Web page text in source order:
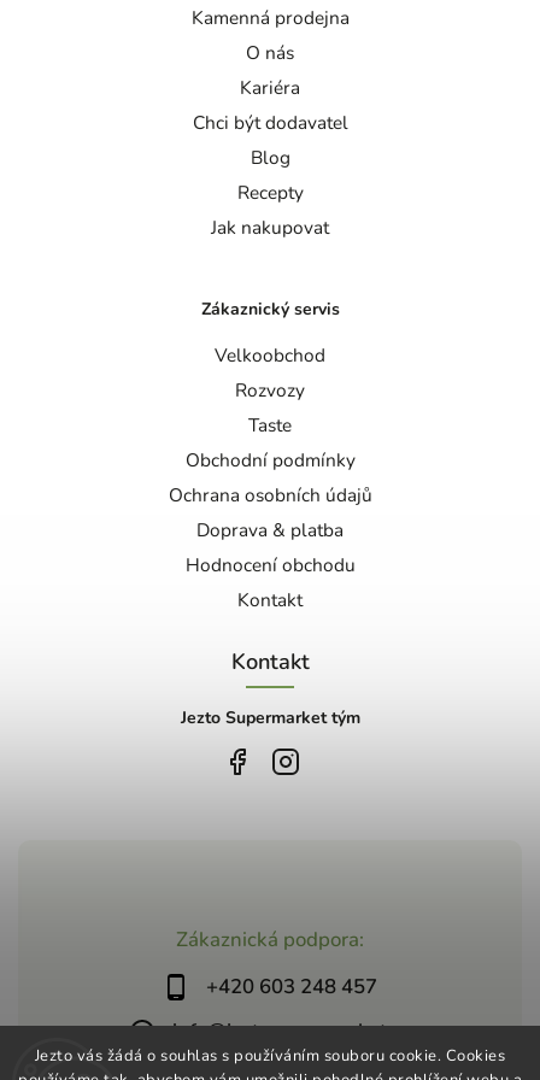
Jezto vás žádá o souhlas s používáním souboru cookie. Cookies
Zákaznická podpora:
+420 603 248 457
info@jeztosupermarket.cz
Kamenná prodejna
O nás
Kariéra
Chci být dodavatel
Blog
Recepty
Jak nakupovat
Zákaznický servis
Velkoobchod
Rozvozy
Taste
Obchodní podmínky
Ochrana osobních údajů
Doprava & platba
Hodnocení obchodu
Kontakt
Kontakt
Jezto Supermarket tým